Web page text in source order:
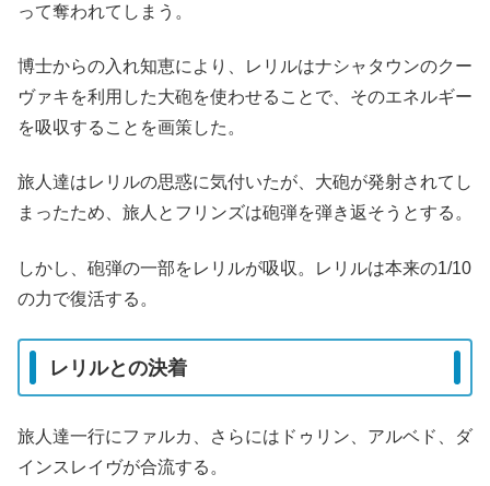
って奪われてしまう。
博士からの入れ知恵により、レリルはナシャタウンのクー
ヴァキを利用した大砲を使わせることで、そのエネルギー
を吸収することを画策した。
旅人達はレリルの思惑に気付いたが、大砲が発射されてし
まったため、旅人とフリンズは砲弾を弾き返そうとする。
しかし、砲弾の一部をレリルが吸収。レリルは本来の1/10
の力で復活する。
レリルとの決着
旅人達一行にファルカ、さらにはドゥリン、アルベド、ダ
インスレイヴが合流する。